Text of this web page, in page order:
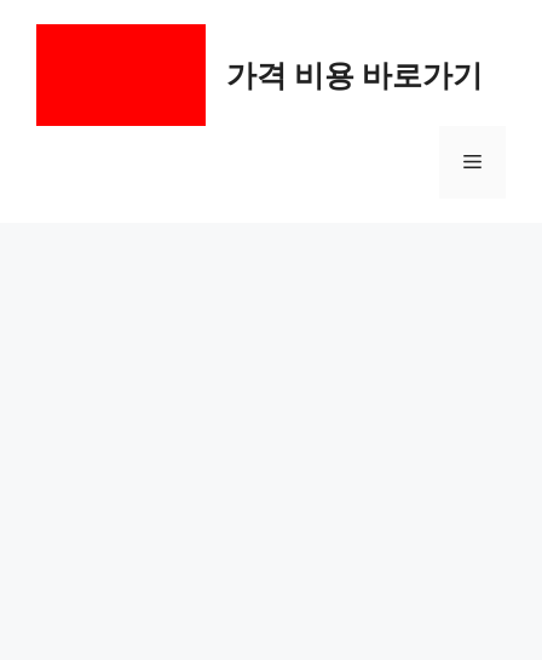
가격 비용 바로가기
메